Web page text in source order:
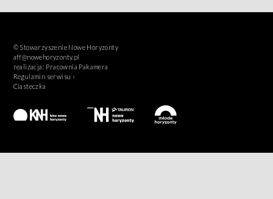
© Stowarzyszenie Nowe Horyzonty
aff@nowehoryzonty.pl
realizacja: Pracownia Pakamera
Regulamin serwisu ›
Ciasteczka